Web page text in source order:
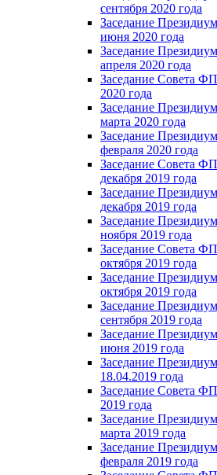
сентября 2020 года
Заседание
июня 2020 года
Заседание
апреля 2020 года
Заседание Совета
2020 года
Заседание
марта 2020 года
Заседание
февраля 2020 года
Заседание Совета
декабря 2019 года
Заседание
декабря 2019 года
Заседание
ноября 2019 года
Заседание Совета
октября 2019 года
Заседание
октября 2019 года
Заседание
сентября 2019 года
Заседание
июня 2019 года
Заседание
18.04.2019 года
Заседание Совета
2019 года
Заседание
марта 2019 года
Заседание
февраля 2019 года